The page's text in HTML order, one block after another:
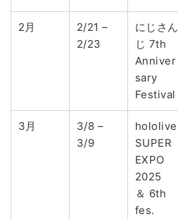
2月
2/21 –
2/23
にじさん
じ 7th
Anniver
sary
Festival
3月
3/8 –
3/9
hololive
SUPER
EXPO
2025
＆ 6th
fes.